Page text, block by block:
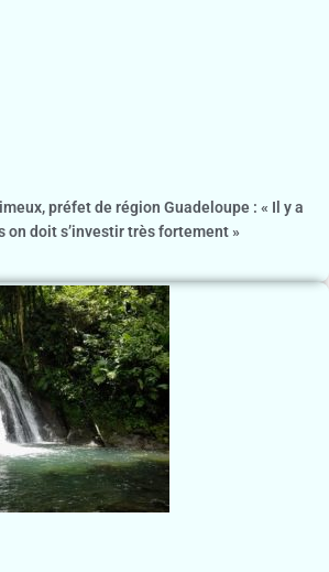
préfet de région Guadeloupe : « Il y a
on doit s’investir très fortement »